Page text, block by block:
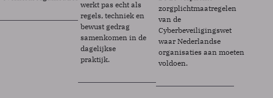
werkt pas echt als
regels, techniek en
bewust gedrag
samenkomen in de
dagelijkse
praktijk.
zorgplichtmaatregelen
van de
Cyberbeveiligingswet
waar Nederlandse
organisaties aan moeten
voldoen.